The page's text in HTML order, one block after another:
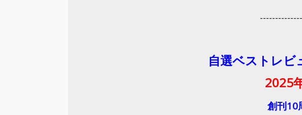
自選ベストレビ
2025
創刊10